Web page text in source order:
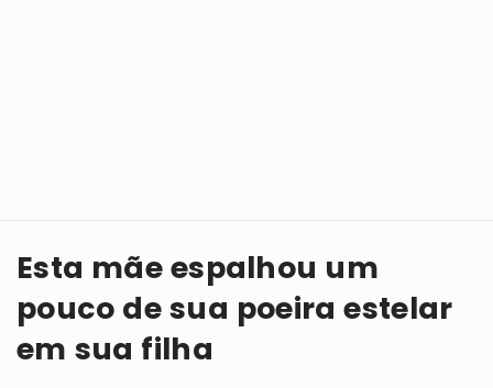
Esta mãe espalhou um
pouco de sua poeira estelar
em sua filha